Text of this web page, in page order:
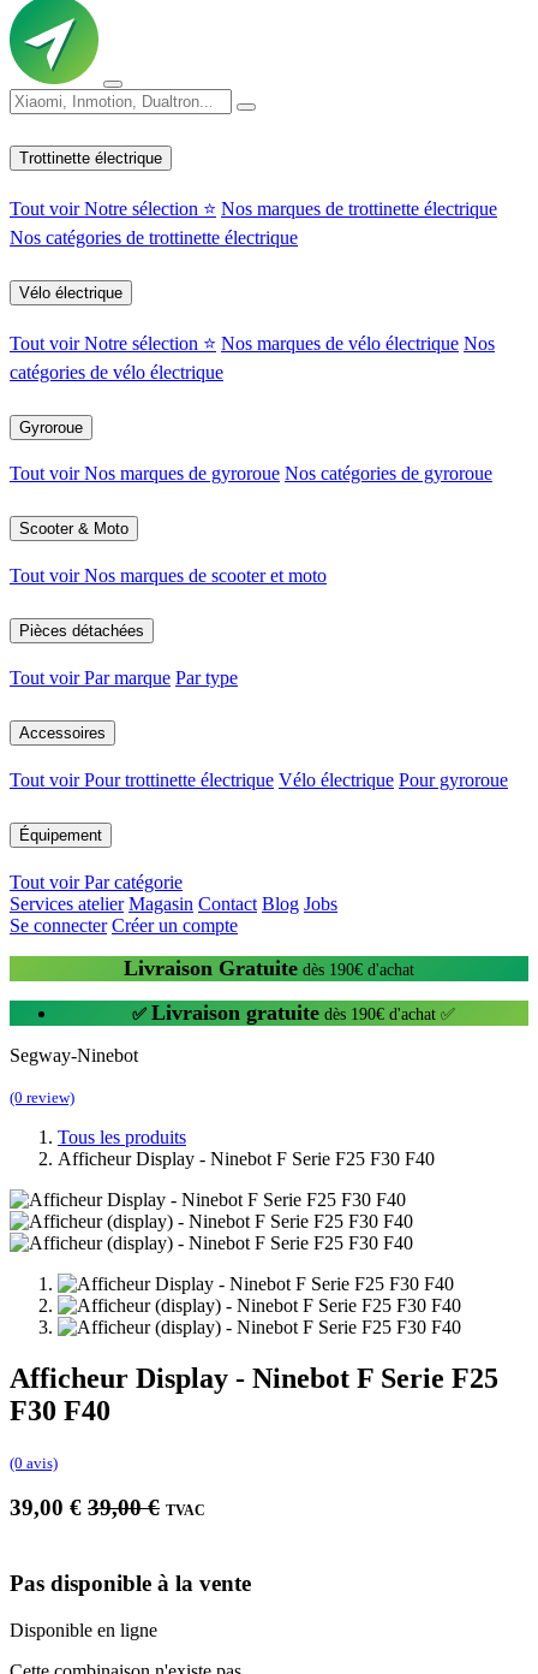
Trottinette électrique
Tout voirNotre sélection ⭐ Nos marques de trottinette électrique
Nos catégories de trottinette électrique
Vélo électrique
Tout voirNotre sélection ⭐ Nos marques de vélo électrique Nos
catégories de vélo électrique
Gyroroue
Tout voirNos marques de gyroroue Nos catégories de gyroroue
Scooter & Moto
Tout voirNos marques de scooter et moto
Pièces détachées
Tout voirPar marque Par type
Accessoires
Tout voirPour trottinette électrique Vélo électrique Pour gyroroue
Équipement
Tout voirPar catégorie
Services atelier Magasin Contact Blog Jobs
Se connecter Créer un compte
Livraison Gratuite dès 190€ d'achat
✅ Livraison gratuite dès 190€ d'achat ✅
Segway-Ninebot
(0 review)
Tous les produits
Afficheur Display - Ninebot F Serie F25 F30 F40
Afficheur Display - Ninebot F Serie F25
F30 F40
(0 avis)
39,00 € 39,00€ TVAC
Pas disponible à la vente
Disponible en ligne